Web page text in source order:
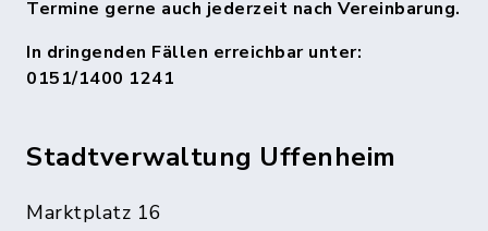
Termine gerne auch jederzeit nach Vereinbarung.
In dringenden Fällen erreichbar unter:
0151/1400 1241
Stadtverwaltung Uffenheim
Marktplatz 16